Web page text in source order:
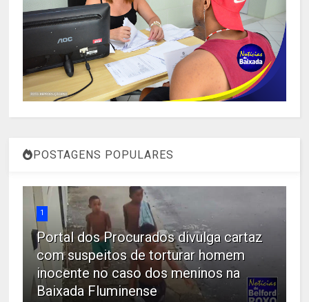
POSTAGENS POPULARES
1
Portal dos Procurados divulga cartaz
com suspeitos de torturar homem
inocente no caso dos meninos na
Baixada Fluminense